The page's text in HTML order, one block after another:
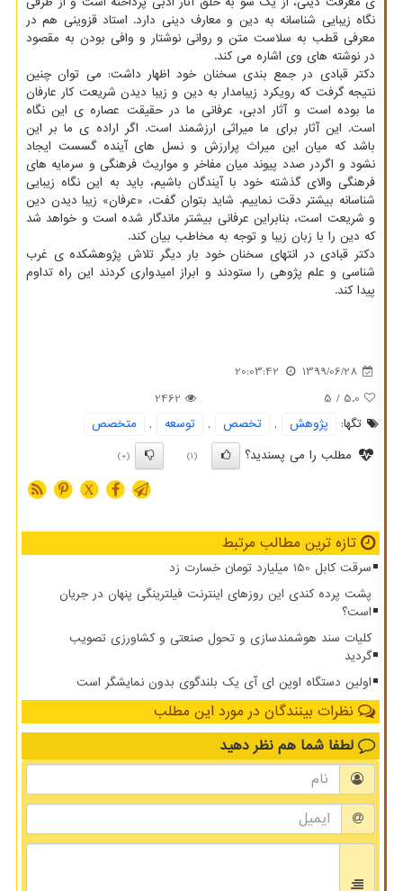
نگاه زیبایی شناسانه به دین و معارف دینی دارد. استاد قزوینی هم در
معرفی قطب به سلاست متن و روانی نوشتار و وافی بودن به مقصود
در نوشته های وی اشاره می کند.
دکتر قبادی در جمع بندی سخنان خود اظهار داشت: می توان چنین
نتیجه گرفت که رویکرد زیبامدار به دین و زیبا دیدن شریعت کار عارفان
ما بوده است و آثار ادبی، عرفانی ما در حقیقت عصاره ی این نگاه
است. این آثار برای ما میراثی ارزشمند است. اگر اراده ی ما بر این
باشد که میان این میراث پرارزش و نسل های آینده گسست ایجاد
نشود و اگردر صدد پیوند میان مفاخر و مواریث فرهنگی و سرمایه های
فرهنگی والای گذشته خود با آیندگان باشیم، باید به این نگاه زیبایی
شناسانه بیشتر دقت نماییم. شاید بتوان گفت، «عرفان» زیبا دیدن دین
و شریعت است، بنابراین عرفانی بیشتر ماندگار شده است و خواهد شد
که دین را با زبان زیبا و توجه به مخاطب بیان کند.
دکتر قبادی در انتهای سخنان خود بار دیگر تلاش پژوهشکده ی غرب
شناسی و علم پژوهی را ستودند و ابراز امیدواری کردند این راه تداوم
پیدا کند.
1399/06/28
20:03:42
5.0
/ 5
2462
تگها:
پژوهش , تخصص , توسعه ,
متخصص
مطلب را می پسندید؟
(1)
(0)
X
تازه ترین مطالب مرتبط
سرقت کابل 150 میلیارد تومان خسارت زد
پشت پرده کندی این روزهای اینترنت فیلترینگی پنهان در جریان
است؟
کلیات سند هوشمندسازی و تحول صنعتی و کشاورزی تصویب
گردید
اولین دستگاه اوپن ای آی یک بلندگوی بدون نمایشگر است
نظرات بینندگان در مورد این مطلب
لطفا شما هم نظر دهید